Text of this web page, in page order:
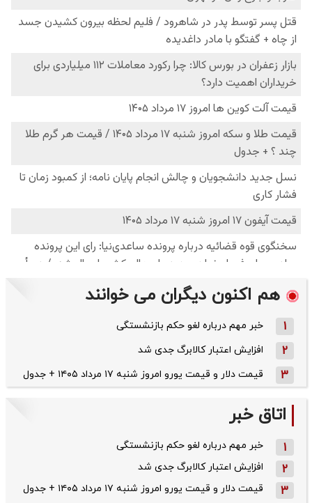
هم اکنون دیگران می خوانند
1 خبر مهم درباره لغو حکم بازنشستگی
2 افزایش اعتبار کالابرگ جدی شد
3 قیمت دلار و قیمت یورو امروز شنبه ۱۷ مرداد ۱۴۰۵ + جدول
اتاق خبر
1 خبر مهم درباره لغو حکم بازنشستگی
2 افزایش اعتبار کالابرگ جدی شد
3 قیمت دلار و قیمت یورو امروز شنبه ۱۷ مرداد ۱۴۰۵ + جدول